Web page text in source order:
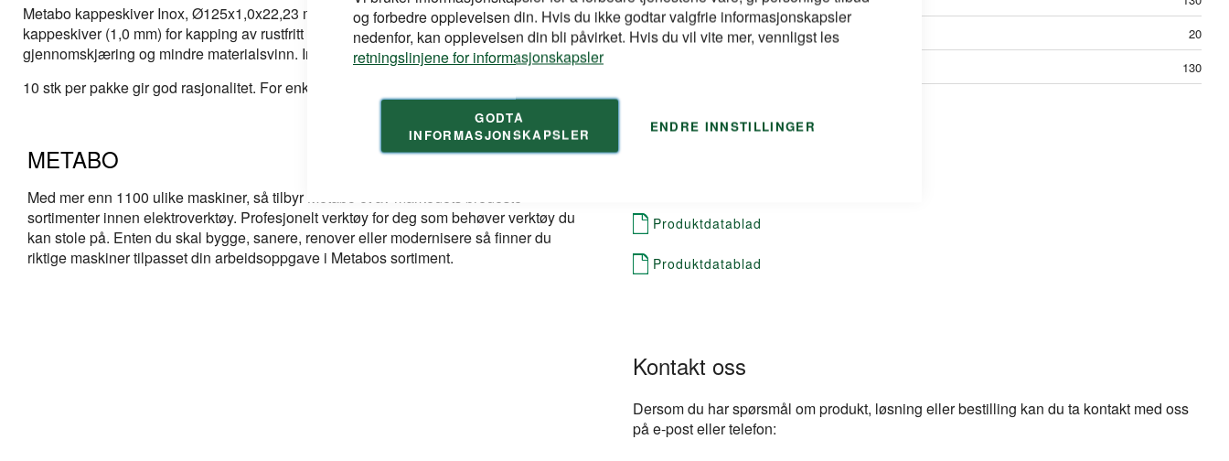
og forbedre opplevelsen din. Hvis du ikke godtar valgfrie informasjonskapsler
nedenfor, kan opplevelsen din bli påvirket. Hvis du vil vite mer, vennligst les
retningslinjene for informasjonskapsler
GODTA
INFORMASJONSKAPSLER
ENDRE INNSTILLINGER
bildegalleri
Metabo kappeskiver Inox, Ø125x1,0x22,23 mm, sett med 10 stk. Svært tynne
kappeskiver (1,0 mm) for kapping av rustfritt stål og metaller – smalere snitt, raskere
gjennomskjæring og mindre materialsvinn. Inox-betegnelse betyr egnet for rustfritt stål.
10 stk per pakke gir god rasjonalitet. For enkeltkive: se M616501000 (1,9 mm).
METABO
Med mer enn 1100 ulike maskiner, så tilbyr Metabo et av markedets bredeste
sortimenter innen elektroverktøy. Profesjonelt verktøy for deg som behøver verktøy du
kan stole på. Enten du skal bygge, sanere, renover eller modernisere så finner du
riktige maskiner tilpasset din arbeidsoppgave i Metabos sortiment.
Høyde mm
20
130
Produktdatablad
Produktdatablad
Kontakt oss
Dersom du har spørsmål om produkt, løsning eller bestilling kan du ta kontakt med oss
på e-post eller telefon: